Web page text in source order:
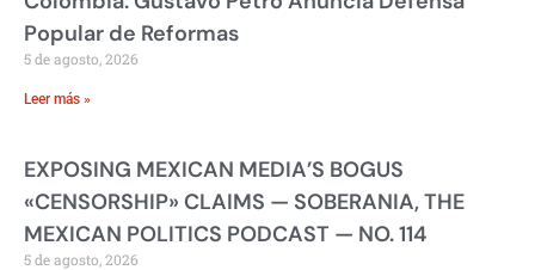
Popular de Reformas
5 de agosto, 2026
Leer más »
EXPOSING MEXICAN MEDIA’S BOGUS
«CENSORSHIP» CLAIMS — SOBERANIA, THE
MEXICAN POLITICS PODCAST — NO. 114
5 de agosto, 2026